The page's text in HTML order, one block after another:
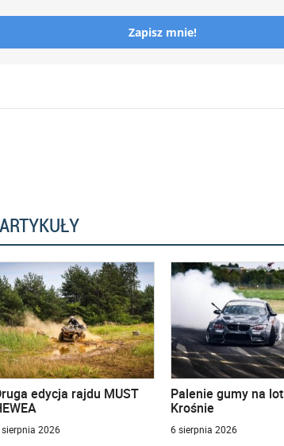
Zapisz mnie!
edycja rajdu MUST
2026
Palenie gumy na
Krośnie
6 sierpnia 2026